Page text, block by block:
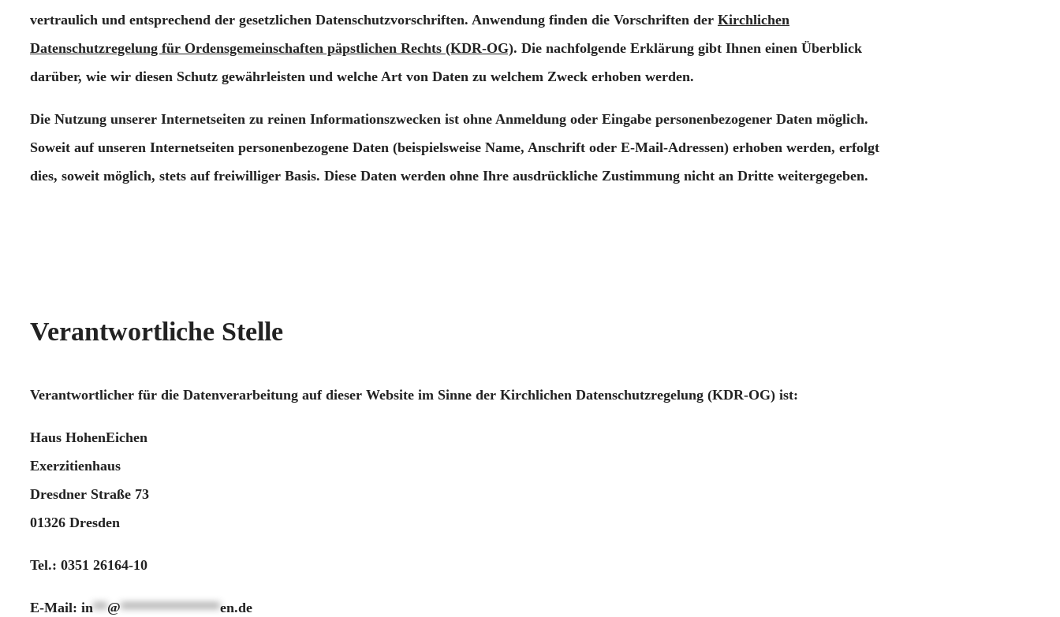
vertraulich und entsprechend der gesetzlichen Datenschutzvorschriften. Anwendung finden die Vorschriften der Kirchlichen
Datenschutzregelung für Ordensgemeinschaften päpstlichen Rechts (KDR-OG). Die nachfolgende Erklärung gibt Ihnen einen Überblick
darüber, wie wir diesen Schutz gewährleisten und welche Art von Daten zu welchem Zweck erhoben werden.
Die Nutzung unserer Internetseiten zu reinen Informationszwecken ist ohne Anmeldung oder Eingabe personenbezogener Daten möglich.
Soweit auf unseren Internetseiten personenbezogene Daten (beispielsweise Name, Anschrift oder E-Mail-Adressen) erhoben werden, erfolgt
dies, soweit möglich, stets auf freiwilliger Basis. Diese Daten werden ohne Ihre ausdrückliche Zustimmung nicht an Dritte weitergegeben.
Verantwortliche Stelle
Verantwortlicher für die Datenverarbeitung auf dieser Website im Sinne der Kirchlichen Datenschutzregelung (KDR-OG) ist:
Haus HohenEichen
Exerzitienhaus
Dresdner Straße 73
01326 Dresden
Tel.: 0351 26164-10
E-Mail: in**@**************en.de